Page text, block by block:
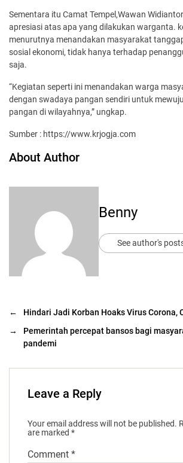
Sementara itu Camat Tempel,Wawan
apresiasi atas apa yang dilakukan warganta.
menurutnya menandakan masyarakat
sosial ekonomi, tidak hanya terhadap
saja.
“Kegiatan seperti ini menandakan warga
dengan swadaya pangan sendiri untuk
pangan di wilayahnya,” ungkap.
Sumber : https://www.krjogja.com
About Author
Benny
See author's
←
Hindari Jadi Korban Hoaks Virus Corona,
→
Pemerintah percepat bansos bagi
pandemi
Leave a Reply
Your email address will not be published.
are marked *
Comment *